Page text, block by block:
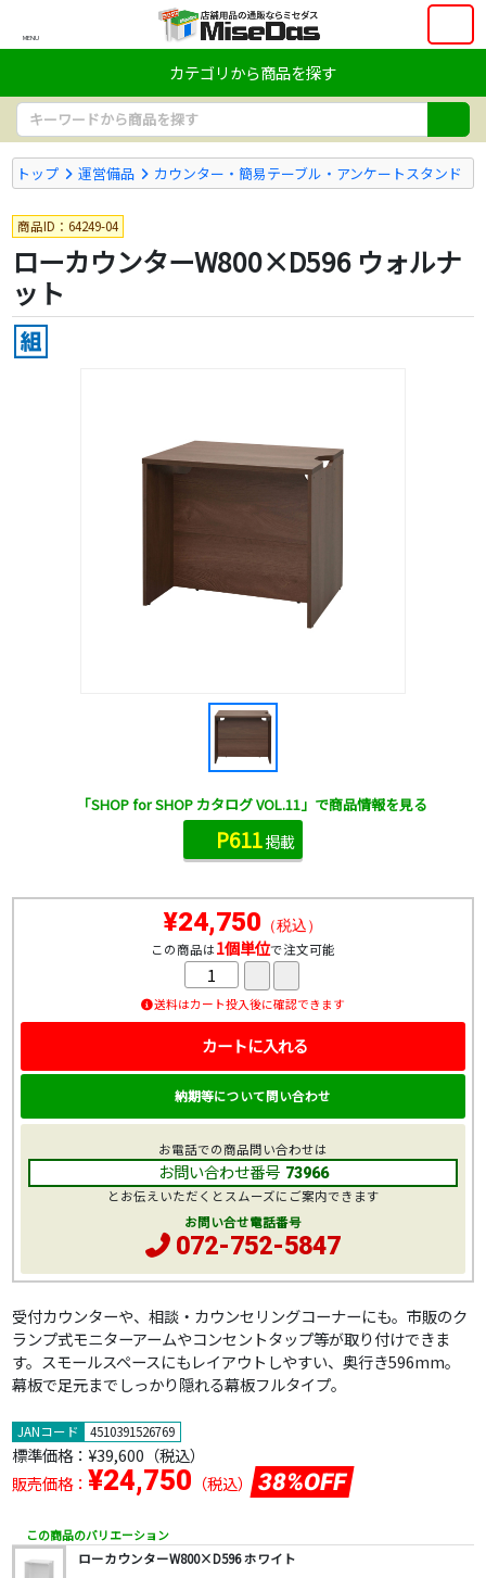
MENU
カテゴリから商品を探す
トップ 運営備品 カウンター・簡易テーブル・アンケートスタンド
商品ID：64249-04
ローカウンターW800×D596 ウォルナ
ット
受付カウンターや、相談・カウンセリングコーナーにも。市販のク
ランプ式モニターアームやコンセントタップ等が取り付けできま
す。スモールスペースにもレイアウトしやすい、奥行き596mm。
幕板で足元までしっかり隠れる幕板フルタイプ。
JANコード 4510391526769
標準価格： ¥39,600 （税込）
販売価格： ¥24,750 （税込） 38%OFF
この商品のバリエーション
ローカウンターW800×D596 ホワイト
¥24,750 （税込）
この商品は1個単位で注文可能
送料はカート投入後に確認できます
カートに入れる
納期等について問い合わせ
お電話での商品問い合わせは
お問い合わせ番号 73966
とお伝えいただくとスムーズにご案内できます
お問い合せ電話番号
072-752-5847
「SHOP for SHOP カタログ VOL.11」で商品情報を見る
P611掲載